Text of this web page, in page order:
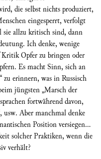
die selbst nichts produziert,
eingesperrt, verfolgt
allzu kritisch sind, dann
Ich denke, wenige
Opfer zu bringen oder
Es macht Sinn, sich an
zu erinnern, was in Russisch
jüngsten „Marsch der
fortwährend davon,
usw. Aber manchmal denke
Position versiegen…
solcher Praktiken, wenn die
verhält?